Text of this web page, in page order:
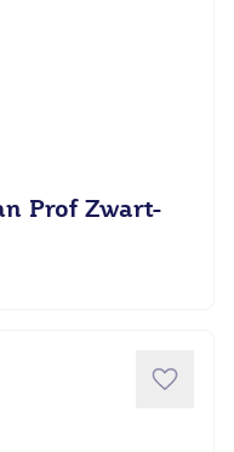
Prof Zwart-